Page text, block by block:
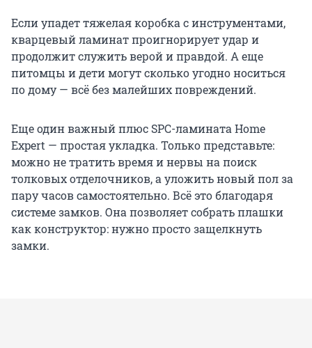
Если упадет тяжелая коробка с инструментами,
кварцевый ламинат проигнорирует удар и
продолжит служить верой и правдой. А еще
питомцы и дети могут сколько угодно носиться
по дому — всё без малейших повреждений.
Еще один важный плюс SPC-ламината Home
Expert — простая укладка. Только представьте:
можно не тратить время и нервы на поиск
толковых отделочников, а уложить новый пол за
пару часов самостоятельно. Всё это благодаря
системе замков. Она позволяет собрать плашки
как конструктор: нужно просто защелкнуть
замки.